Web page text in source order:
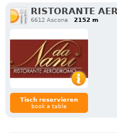
RISTORANTE
6612 Ascona 2152 m
Tisch reservieren
book a table